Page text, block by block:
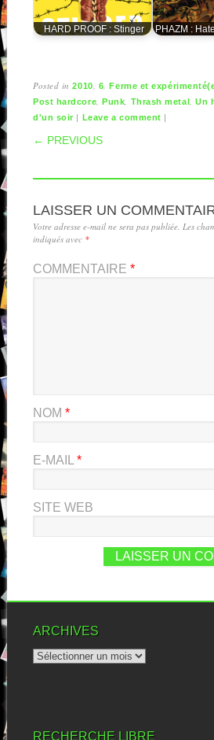
HARD PROOF : Stinger PHAZM :
Posted in2010 6 ,Ferme et
Post hardcore ,Punk Thrash metal ,Un
d'un soir | Leave a comment |
POST
← PREVIOUS
LAISSER UN
Votre adresse e-mail ne sera pas publiée. Les
indiqués avec *
COMMENTAIRE *
NOM *
E-MAIL *
SITE WEB
ARCHIVES
RECHERCHE LIBRE